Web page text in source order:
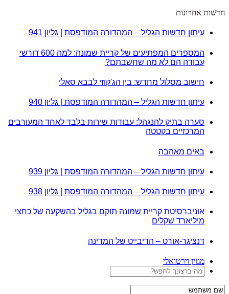
חדשות אחרונות
עיתון חדשות הגליל – המהדורה המודפסת | גליון 941
המספרים המפתיעים של קריית שמונה: למה 600 דורשי
עבודה הם לא מה שחשבתם?
חישוב מסלול מחדש: בין הג'קוזי לבבא סאלי
עיתון חדשות הגליל – המהדורה המודפסת | גליון 940
סערה בתיק להנגהל: עבודות שירות בלבד לאחד המעורבים
המרכזיים בקטטה
באים מאהבה
עיתון חדשות הגליל – המהדורה המודפסת | גליון 939
עיתון חדשות הגליל – המהדורה המודפסת | גליון 938
אוניברסיטת קריית שמונה תוקם בגליל בהשקעה של כחצי
מיליארד שקלים
דנציגר-אורט – הדיבייט של המדינה
מגזין וירטואלי